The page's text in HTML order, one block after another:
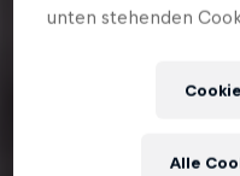
unten stehenden
Alle